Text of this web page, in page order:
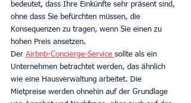
bedeutet, dass Ihre Einkünfte sehr präsent sind,
ohne dass Sie befürchten müssen, die
Konsequenzen zu tragen, wenn Sie einen zu
hohen Preis ansetzen.
Der Airbnb-Concierge-Service sollte als ein
Unternehmen betrachtet werden, das ähnlich
wie eine Hausverwaltung arbeitet. Die
Mietpreise werden ohnehin auf der Grundlage